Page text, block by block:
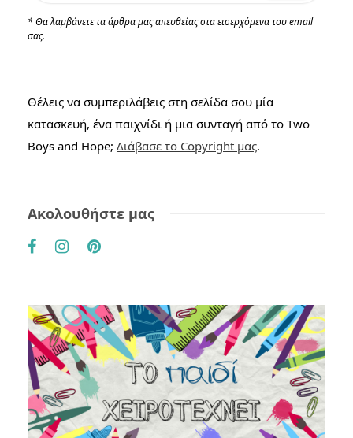
* Θα λαμβάνετε τα άρθρα μας απευθείας στα εισερχόμενα του email
σας.
Θέλεις να συμπεριλάβεις στη σελίδα σου μία
κατασκευή, ένα παιχνίδι ή μια συνταγή από το Two
Boys and Hope; Διάβασε το Copyright μας.
Ακολουθήστε μας